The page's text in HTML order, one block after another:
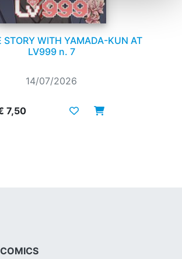
STORY WITH YAMADA-KUN AT
LV999 n. 7
14/07/2026
7,50